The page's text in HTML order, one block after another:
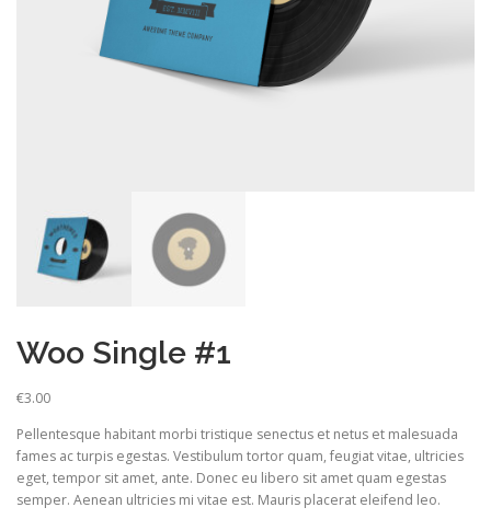
Woo Single #1
€3.00
Pellentesque habitant morbi tristique senectus et netus et malesuada
fames ac turpis egestas. Vestibulum tortor quam, feugiat vitae, ultricies
eget, tempor sit amet, ante. Donec eu libero sit amet quam egestas
semper. Aenean ultricies mi vitae est. Mauris placerat eleifend leo.